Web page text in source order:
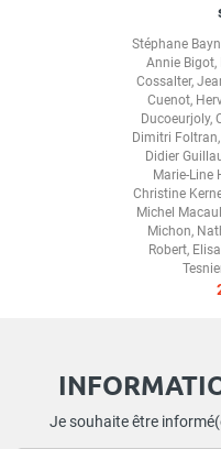
Stéphane
Annie Bigot,
Cossalter,
Cuenot,
Ducoeurjoly,
Dimitri Foltran,
Didier
Marie-Line
Christine
Michel
Michon,
Robert,
Je souhaite être